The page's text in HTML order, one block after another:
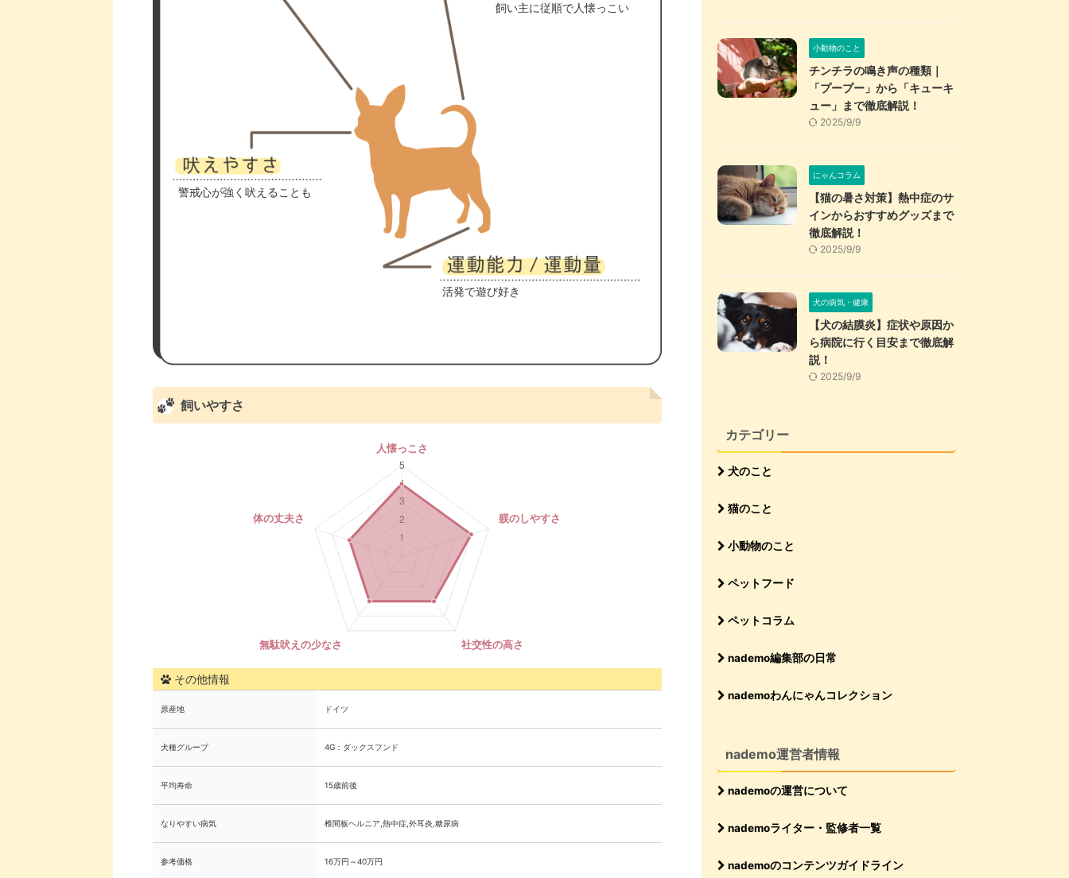
飼い主に従順で人懐っこい
警戒心が強く吠えることも
活発で遊び好き
飼いやすさ
その他情報
原産地 ドイツ
犬種グループ 4G：ダックスフンド
平均寿命 15歳前後
なりやすい病気 椎間板ヘルニア,熱中症,外耳炎,糖尿病
参考価格 16万円～40万円
小動物のこと
チンチラの鳴き声の種類｜
「プープー」から「キューキ
ュー」まで徹底解説！
2025/9/9
にゃんコラム
【猫の暑さ対策】熱中症のサ
インからおすすめグッズまで
徹底解説！
2025/9/9
犬の病気・健康
【犬の結膜炎】症状や原因か
ら病院に行く目安まで徹底解
説！
2025/9/9
カテゴリー
犬のこと
猫のこと
小動物のこと
ペットフード
ペットコラム
nademo編集部の日常
nademoわんにゃんコレクション
nademo運営者情報
nademoの運営について
nademoライター・監修者一覧
nademoのコンテンツガイドライン